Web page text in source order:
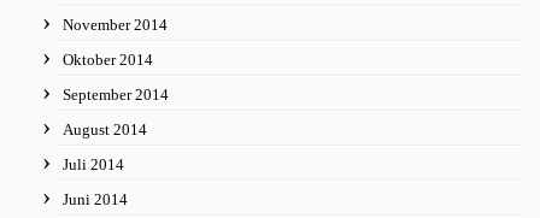
November 2014
Oktober 2014
September 2014
August 2014
Juli 2014
Juni 2014